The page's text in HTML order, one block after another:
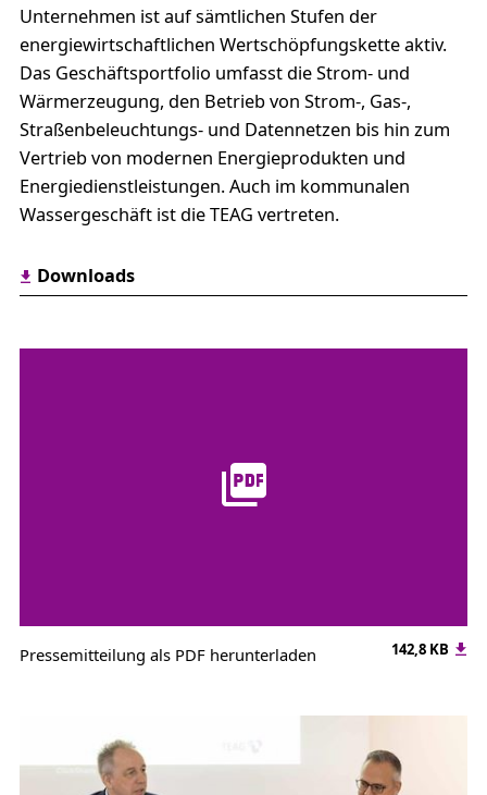
Unternehmen ist auf sämtlichen Stufen der
energiewirtschaftlichen Wertschöpfungskette aktiv.
Das Geschäftsportfolio umfasst die Strom- und
Wärmerzeugung, den Betrieb von Strom-, Gas-,
Straßenbeleuchtungs- und Datennetzen bis hin zum
Vertrieb von modernen Energieprodukten und
Energiedienstleistungen. Auch im kommunalen
Wassergeschäft ist die TEAG vertreten.
Downloads
142,8 KB
Pressemitteilung als PDF herunterladen